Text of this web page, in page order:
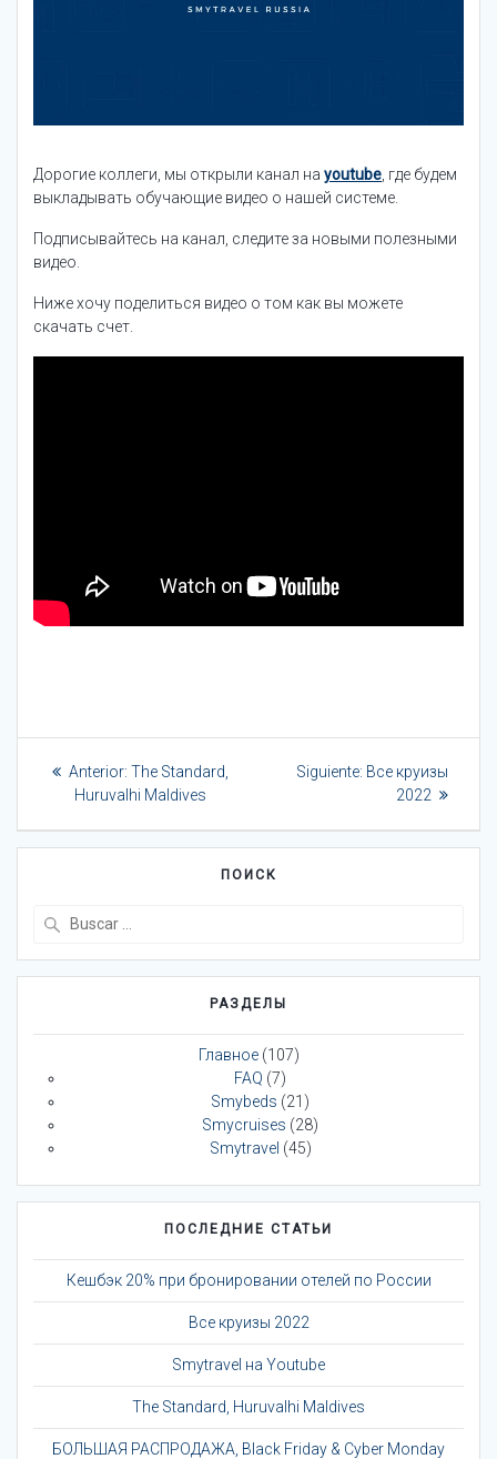
Дорогие коллеги, мы открыли канал на youtube , где будем
выкладывать обучающие видео о нашей системе.
Подписывайтесь на канал, следите за новыми полезными
видео.
Ниже хочу поделиться видео о том как вы можете
скачать счет.
Navegación
entradas
Anterior: Entrada
anterior:
The Standard,
Huruvalhi Maldives
Siguiente: Siguiente
entrada:
Все круизы
2022
ПОИСК
РАЗДЕЛЫ
Главное(107)
FAQ (7)
Smybeds (21)
Smycruises (28)
Smytravel (45)
ПОСЛЕДНИЕ СТАТЬИ
Кешбэк 20% при бронировании отелей по России
Все круизы 2022
Smytravel на Youtube
The Standard, Huruvalhi Maldives
БОЛЬШАЯ РАСПРОДАЖА, Black Friday & Cyber Monday